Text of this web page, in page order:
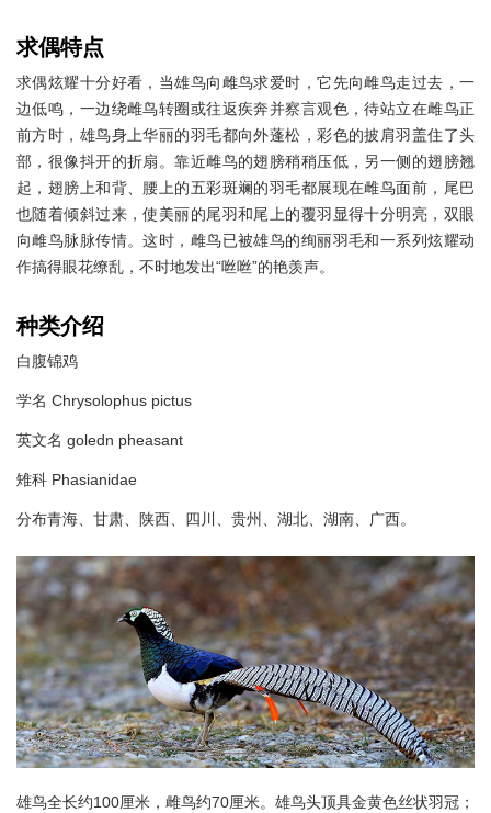
求偶特点
求偶炫耀十分好看，当雄鸟向雌鸟求爱时，它先向雌鸟走过去，一
边低鸣，一边绕雌鸟转圈或往返疾奔并察言观色，待站立在雌鸟正
前方时，雄鸟身上华丽的羽毛都向外蓬松，彩色的披肩羽盖住了头
部，很像抖开的折扇。靠近雌鸟的翅膀稍稍压低，另一侧的翅膀翘
起，翅膀上和背、腰上的五彩斑斓的羽毛都展现在雌鸟面前，尾巴
也随着倾斜过来，使美丽的尾羽和尾上的覆羽显得十分明亮，双眼
向雌鸟脉脉传情。这时，雌鸟已被雄鸟的绚丽羽毛和一系列炫耀动
作搞得眼花缭乱，不时地发出“咝咝”的艳羡声。
种类介绍
白腹锦鸡
学名 Chrysolophus pictus
英文名 goledn pheasant
雉科 Phasianidae
分布青海、甘肃、陕西、四川、贵州、湖北、湖南、广西。
雄鸟全长约100厘米，雌鸟约70厘米。雄鸟头顶具金黄色丝状羽冠；